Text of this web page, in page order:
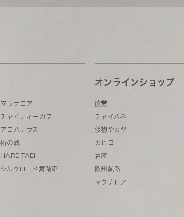
マウナロア
チャイティーカフェ
アロハテラス
椿の蔵
HARE-TABI
シルクロード舞踏館
オンラインショップ
直営
チャイハネ
倭物やカヤ
カヒコ
岩座
欧州航路
マウナロア